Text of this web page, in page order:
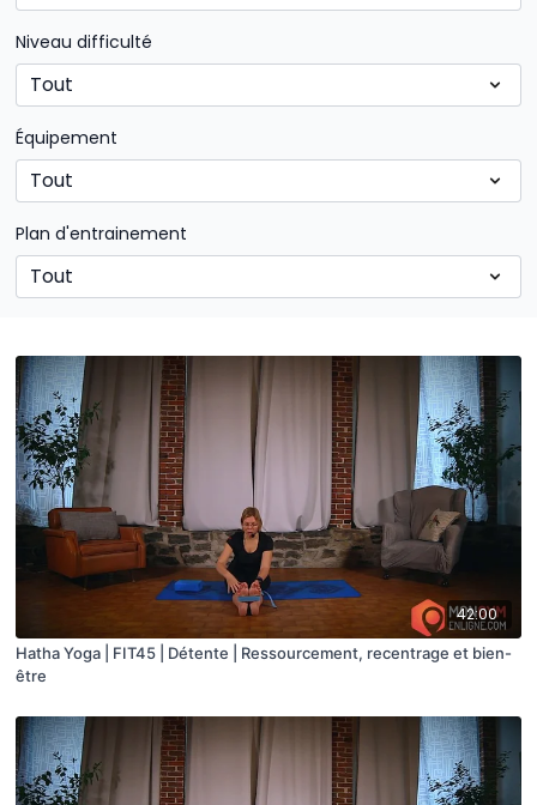
Niveau difficulté
Équipement
Plan d'entrainement
42:00
Hatha Yoga | FIT45 | Détente | Ressourcement, recentrage et bien-
être